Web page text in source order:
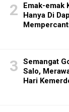
Emak-emak
Hanya Di
Semangat
Salo,
Hari